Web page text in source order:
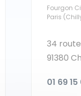
Fourgon
Paris
34
91380
01 69 15